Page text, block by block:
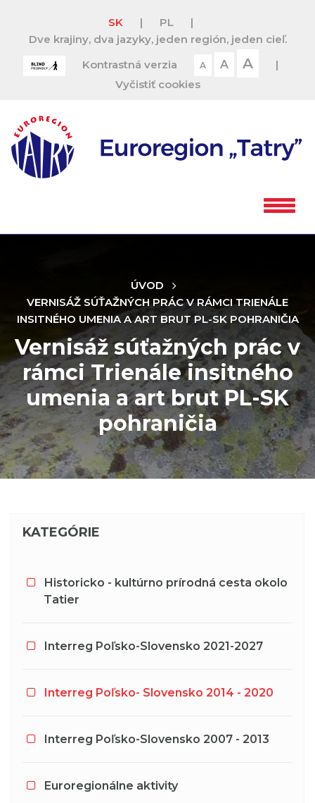
SK | PL
|
Dve krajiny, dva jazyky, jeden región, jeden cieľ.
Kontrastná verzia
A A A
|
Vyčistiť cookies
ÚVOD
VERNISÁŽ SÚŤAŽNÝCH PRÁC V RÁMCI TRIENÁLE
INSITNÉHO UMENIA A ART BRUT PL-SK POHRANIČIA
Vernisáž súťažných prác v
rámci Trienále insitného
umenia a art brut PL-SK
pohraničia
KATEGÓRIE
Historicko - kultúrno prírodná cesta okolo
Tatier
Interreg Poľsko-Slovensko 2021-2027
Interreg Poľsko- Slovensko 2014 - 2020
Interreg Poľsko-Slovensko 2007 - 2013
Euroregionálne aktivity